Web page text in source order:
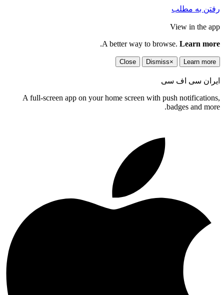
رفتن به مطلب
View in the app
A better way to browse. Learn more
.
Learn more
×
Dismiss
Close
ایران سی اف سی
A full-screen app on your home screen with push notifications,
badges and more.